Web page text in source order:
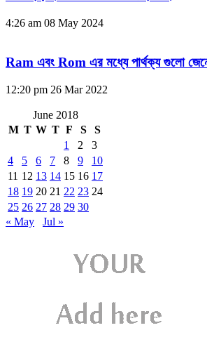
4:26 am 08 May 2024
Ram এবং Rom এর মধ্যে পার্থক্য গুলো
12:20 pm 26 Mar 2022
June 2018
M T W T F S
S
1
2
3
4
5 6 7 8 9
10
11 12 13 14 15 16 17
18 19 20 21 22 23 24
25 26 27 28 29 30
« May
Jul »